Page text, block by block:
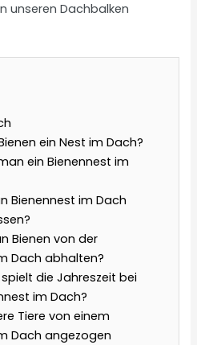
unseren Dachbalken
ein Nest im Dach?
ein Bienennest im
Bienennest im Dach
Bienen von der
Dach abhalten?
spielt die Jahreszeit bei
im Dach?
Tiere von einem
Dach angezogen